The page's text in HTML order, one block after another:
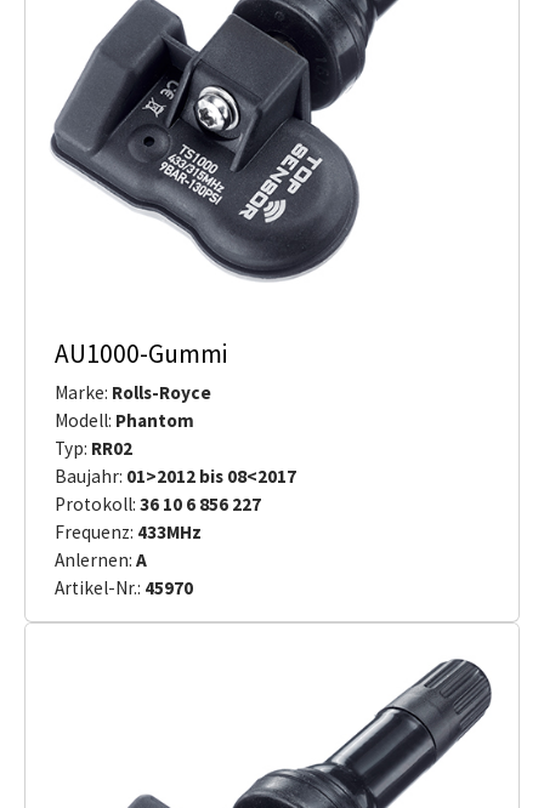
AU1000-Gummi
Marke: Rolls-Royce
Modell: Phantom
Typ: RR02
Baujahr: 01>2012 bis 08<2017
Protokoll: 36 10 6 856 227
Frequenz: 433MHz
Anlernen: A
Artikel-Nr.: 45970